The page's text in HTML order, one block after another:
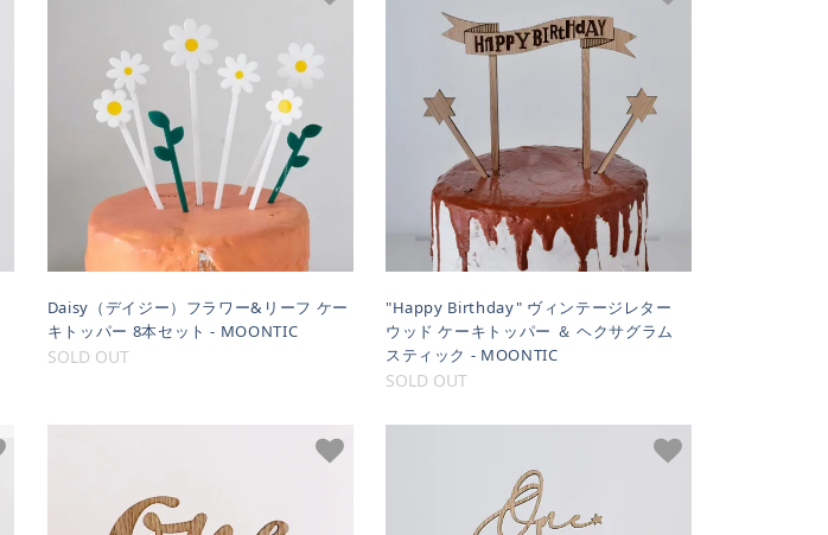
Daisy（デイジー）フラワー&リーフ ケー
キトッパー 8本セット - MOONTIC
SOLD OUT
"Happy Birthday" ヴィンテージレター
ウッド ケーキトッパー ＆ ヘクサグラム
スティック - MOONTIC
SOLD OUT